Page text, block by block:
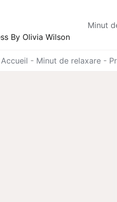
By Olivia Wilson
Minut
Accueil - Minut de relaxare-